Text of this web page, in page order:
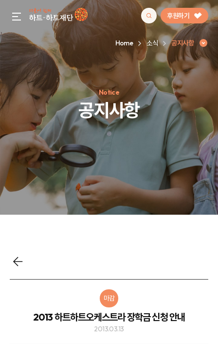
gnb menu open 후원하기
인기 키워드
#정기후원#하트플레이스#캠페인#팬덤후원
Home 소식 공지사항
Notice
공지사항
마감
2013 하트하트오케스트라 장학금 신청 안내
2013.03.13